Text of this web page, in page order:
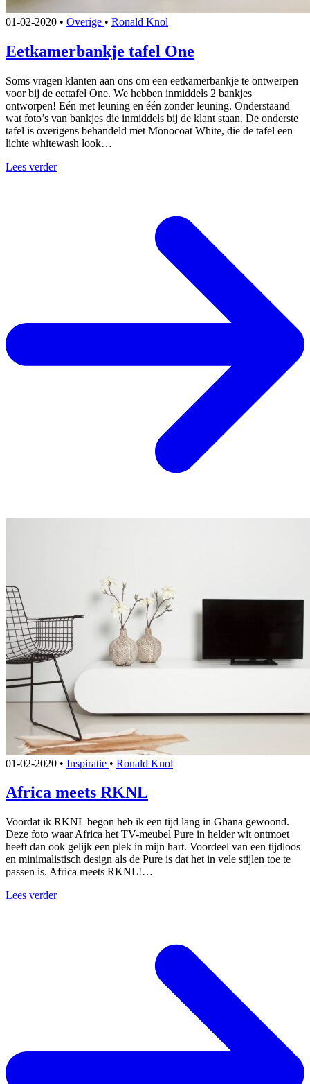
01-02-2020 • Overige • Ronald Knol
Eetkamerbankje tafel One
Soms vragen klanten aan ons om een eetkamerbankje te ontwerpen
voor bij de eettafel One. We hebben inmiddels 2 bankjes
ontworpen! Eén met leuning en één zonder leuning. Onderstaand
wat foto’s van bankjes die inmiddels bij de klant staan. De onderste
tafel is overigens behandeld met Monocoat White, die de tafel een
lichte whitewash look…
Lees verder
01-02-2020 • Inspiratie • Ronald Knol
Africa meets RKNL
Voordat ik RKNL begon heb ik een tijd lang in Ghana gewoond.
Deze foto waar Africa het TV-meubel Pure in helder wit ontmoet
heeft dan ook gelijk een plek in mijn hart. Voordeel van een tijdloos
en minimalistisch design als de Pure is dat het in vele stijlen toe te
passen is. Africa meets RKNL!…
Lees verder